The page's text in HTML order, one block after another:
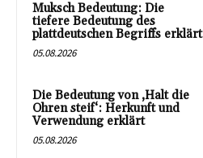
Muksch Bedeutung: Die
tiefere Bedeutung des
plattdeutschen Begriffs erklärt
05.08.2026
Die Bedeutung von ‚Halt die
Ohren steif‘: Herkunft und
Verwendung erklärt
05.08.2026